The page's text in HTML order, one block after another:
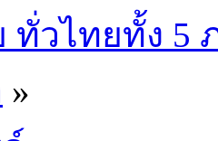
ทั่วไทยทั้ง 5
»